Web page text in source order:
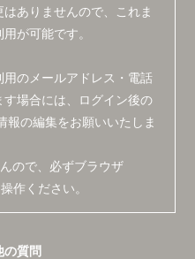
ありませんので、これま
が可能です。
のメールアドレス・電話
場合には、 ログイン後の
報の編集をお願いいたしま
ので、必ずブラウザ
作ください。
の質問